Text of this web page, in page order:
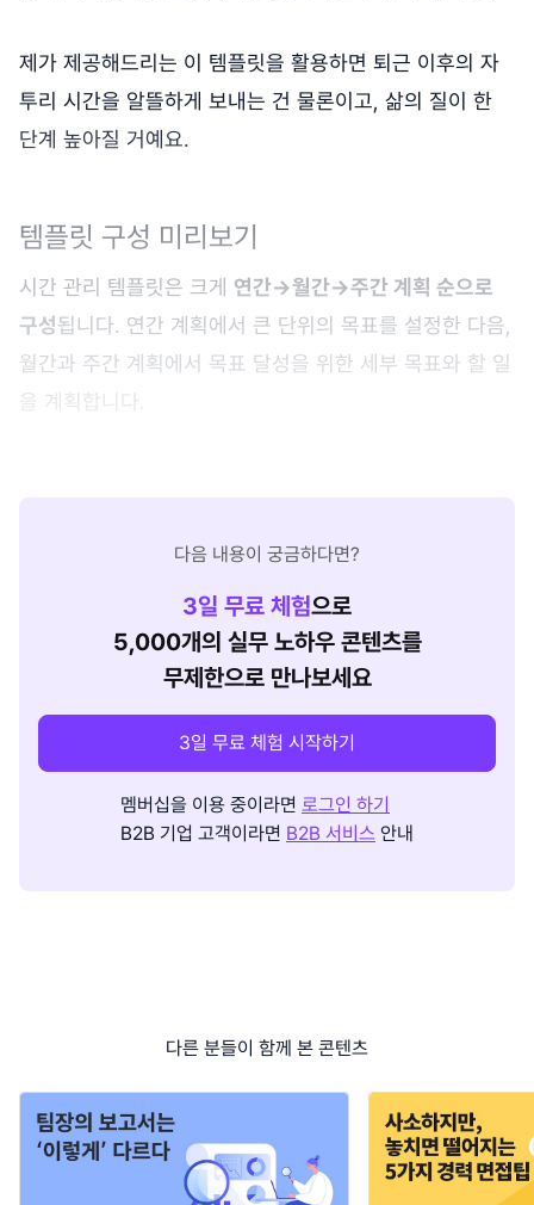
제가 제공해드리는 이 템플릿을 활용하면 퇴근 이후의 자
투리 시간을 알뜰하게 보내는 건 물론이고, 삶의 질이 한
단계 높아질 거예요.
템플릿 구성 미리보기
시간 관리 템플릿은 크게 연간→월간→주간 계획 순으로
구성됩니다. 연간 계획에서 큰 단위의 목표를 설정한 다음,
월간과 주간 계획에서 목표 달성을 위한 세부 목표와 할 일
을 계획합니다.
다음 내용이 궁금하다면?
3일 무료 체험으로
5,000개의 실무 노하우 콘텐츠를
무제한으로 만나보세요
3일 무료 체험 시작하기
멤버십을 이용 중이라면 로그인 하기
B2B 기업 고객이라면 B2B 서비스 안내
다른 분들이 함께 본 콘텐츠